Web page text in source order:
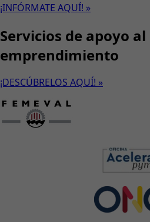
¡INFÓRMATE AQUÍ! »
Servicios de apoyo al
emprendimiento
¡DESCÚBRELOS AQUÍ! »